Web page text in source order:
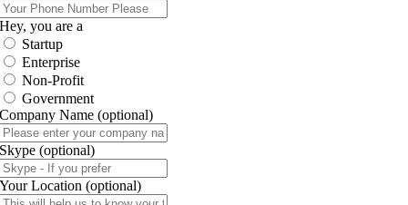
Hey, you are a
Startup
Enterprise
Non-Profit
Government
Company Name (optional)
Skype (optional)
Your Location (optional)